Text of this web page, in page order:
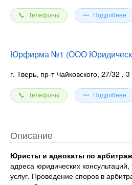
Телефоны Подробнее
Юрфирма №1 (ООО
г. Тверь, пр-т Чайковского, 27/32 ,
Телефоны Подробнее
Описание
Юристы и адвокаты по
адреса юридических
услуг. Проведение споров в